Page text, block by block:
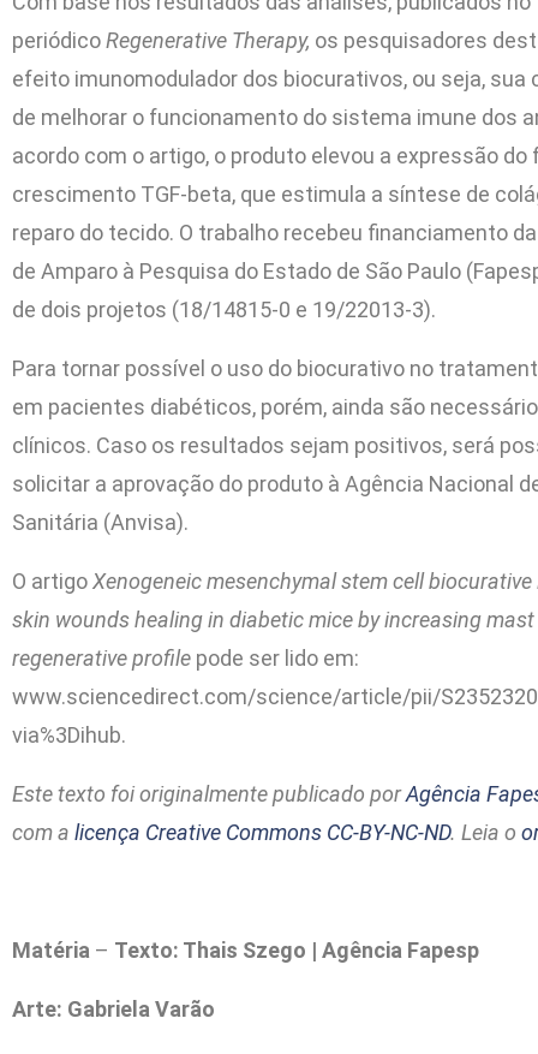
periódicoRegenerative Therapy, os pesquisadores
efeito imunomodulador dos biocurativos, ou seja, sua
de melhorar o funcionamento do sistema imune dos
acordo com o artigo, o produto elevou a expressão do
crescimento TGF-beta, que estimula a síntese de
reparo do tecido. O trabalho recebeu financiamento
de Amparo à Pesquisa do Estado de São Paulo
de dois projetos (18/14815-0 e 19/22013-3).
Para tornar possível o uso do biocurativo no
em pacientes diabéticos, porém, ainda são
clínicos. Caso os resultados sejam positivos, será
solicitar a aprovação do produto à Agência Nacional
Sanitária (Anvisa).
O artigoXenogeneic mesenchymal stem cell biocurative
skin wounds healing in diabetic mice by increasing
regenerative profile pode ser lido em:
www.sciencedirect.com/science/article/pii/
via%3Dihub.
Este texto foi originalmente publicado porAgência
com a licença Creative Commons CC-BY-NC-ND. Leia o
Matéria – Texto: Thais Szego | Agência Fapesp
Arte: Gabriela Varão